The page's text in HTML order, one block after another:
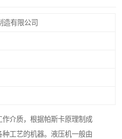
造有限公司
介质，根据帕斯卡原理制成
工艺的机器。液压机一般由